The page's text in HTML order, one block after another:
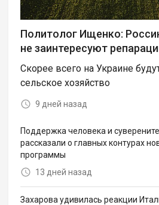
Политолог Ищенко:
не заинтересуют
Скорее всего на Украине
сельское хозяйство
9 дней назад
Поддержка человека и
рассказали о главных контурах
программы
13 дней назад
Захарова удивилась реакции